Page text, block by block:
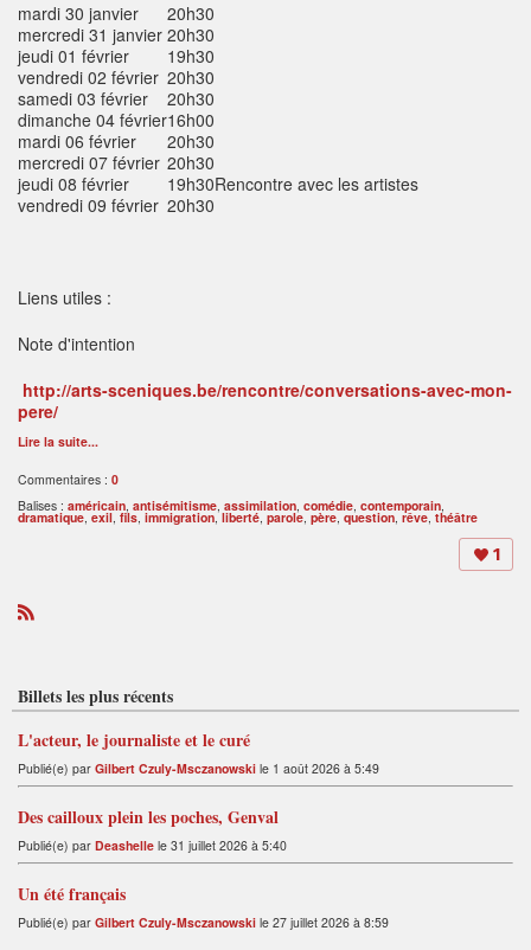
mardi 30 janvier
20h30
mercredi 31 janvier 20h30
jeudi 01 février
19h30
vendredi 02 février 20h30
samedi 03 février
20h30
dimanche 04 février16h00
mardi 06 février
20h30
mercredi 07 février 20h30
jeudi 08 février 19h30Rencontre avec les artistes
vendredi 09 février 20h30
Liens utiles :
Note d'intention
http://arts-sceniques.be/rencontre/conversations-avec-mon-
pere/
Lire la suite...
Commentaires : 0
Balises : américain, antisémitisme, assimilation, comédie, contemporain,
dramatique, exil, fils, immigration,liberté, parole, père, question, rêve, théâtre
1
Billets les plus récents
L'acteur, le journaliste et le curé
Publié(e) par Gilbert Czuly-Msczanowski le 1 août 2026 à 5:49
Des cailloux plein les poches, Genval
Publié(e) par Deashelle le 31 juillet 2026 à 5:40
Un été français
Publié(e) par Gilbert Czuly-Msczanowski le 27 juillet 2026 à 8:59